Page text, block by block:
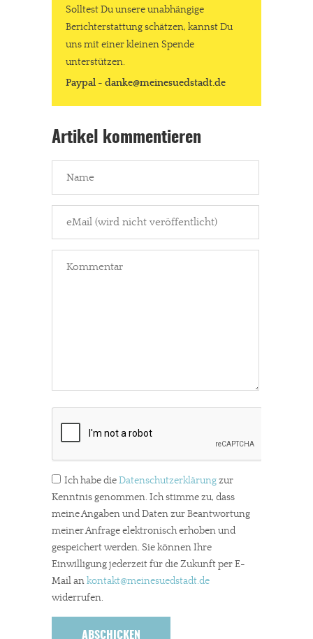
Solltest Du unsere unabhängige
Berichterstattung schätzen, kannst Du
uns mit einer kleinen Spende
unterstützen.
Paypal - danke@meinesuedstadt.de
Artikel kommentieren
Ich habe dieDatenschutzerklärungzur
Kenntnis genommen. Ich stimme zu, dass
meine Angaben und Daten zur Beantwortung
meiner Anfrage elektronisch erhoben und
gespeichert werden. Sie können Ihre
Einwilligung jederzeit für die Zukunft per E-
Mail ankontakt@meinesuedstadt.de
widerrufen.